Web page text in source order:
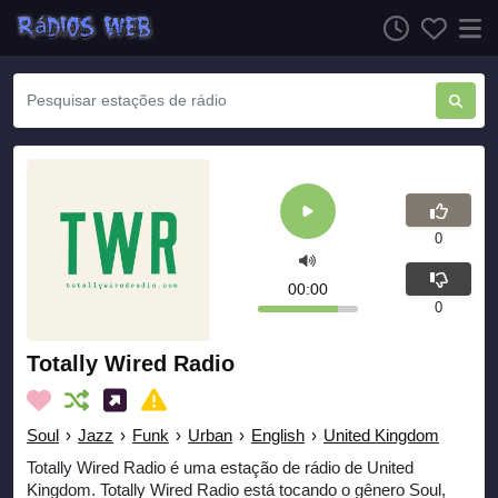
Totally Wired Radio
Soul › Jazz › Funk › Urban › English › United Kingdom
Totally Wired Radio é uma estação de rádio de United
Kingdom. Totally Wired Radio está tocando o gênero Soul,
00:00
0
0